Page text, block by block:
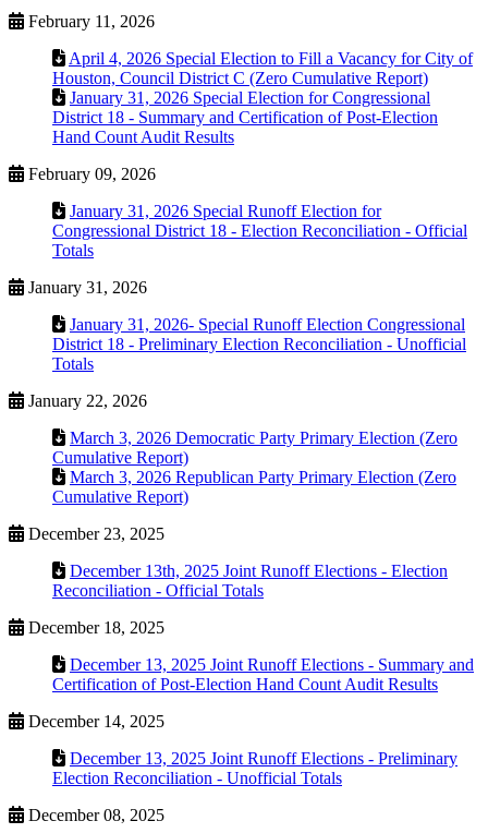
February 11, 2026
April 4, 2026 Special Election to Fill a Vacancy for City of
Houston, Council District C (Zero Cumulative Report)
January 31, 2026 Special Election for Congressional
District 18 - Summary and Certification of Post-Election
Hand Count Audit Results
February 09, 2026
January 31, 2026 Special Runoff Election for
Congressional District 18 - Election Reconciliation - Official
Totals
January 31, 2026
January 31, 2026- Special Runoff Election Congressional
District 18 - Preliminary Election Reconciliation - Unofficial
Totals
January 22, 2026
March 3, 2026 Democratic Party Primary Election (Zero
Cumulative Report)
March 3, 2026 Republican Party Primary Election (Zero
Cumulative Report)
December 23, 2025
December 13th, 2025 Joint Runoff Elections - Election
Reconciliation - Official Totals
December 18, 2025
December 13, 2025 Joint Runoff Elections - Summary and
Certification of Post-Election Hand Count Audit Results
December 14, 2025
December 13, 2025 Joint Runoff Elections - Preliminary
Election Reconciliation - Unofficial Totals
December 08, 2025